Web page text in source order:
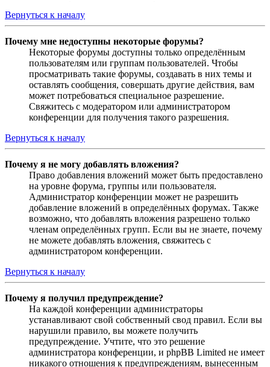
Вернуться к началу
Почему мне недоступны некоторые форумы?
Некоторые форумы доступны только определённым
пользователям или группам пользователей. Чтобы
просматривать такие форумы, создавать в них темы и
оставлять сообщения, совершать другие действия, вам
может потребоваться специальное разрешение.
Свяжитесь с модератором или администратором
конференции для получения такого разрешения.
Вернуться к началу
Почему я не могу добавлять вложения?
Право добавления вложений может быть предоставлено
на уровне форума, группы или пользователя.
Администратор конференции может не разрешить
добавление вложений в определённых форумах. Также
возможно, что добавлять вложения разрешено только
членам определённых групп. Если вы не знаете, почему
не можете добавлять вложения, свяжитесь с
администратором конференции.
Вернуться к началу
Почему я получил предупреждение?
На каждой конференции администраторы
устанавливают свой собственный свод правил. Если вы
нарушили правило, вы можете получить
предупреждение. Учтите, что это решение
администратора конференции, и phpBB Limited не имеет
никакого отношения к предупреждениям, вынесенным